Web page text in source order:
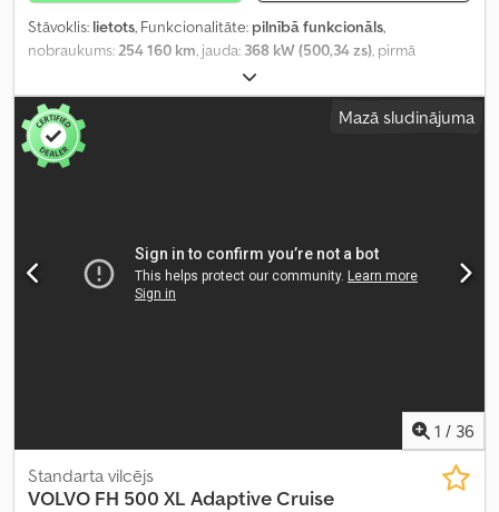
Stāvoklis: lietots, Funkcionalitāte: pilnībā funkcionāls,
nobraukums:254 160 km, jauda: 368 kW (500,34 zs), pirmā
, degvielas veids:
svars:8 287 kg, asu konfigurācija:4x2, riteņu bāze:380 mm, krāsa:
balts, pārnesuma veids: , emisijas klase:Euro 6,
Ražošanas gads:
stūres rata pozīcija:
Mazā sludinājuma
1 / 36
Standarta vilcējs
VOLVO FH 500 XL Adaptive Cruise